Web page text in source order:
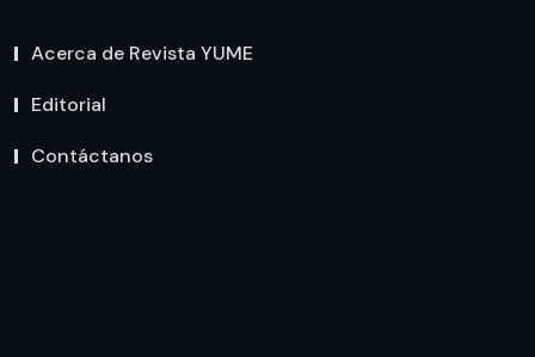
Acerca de Revista YUME
Editorial
Contáctanos